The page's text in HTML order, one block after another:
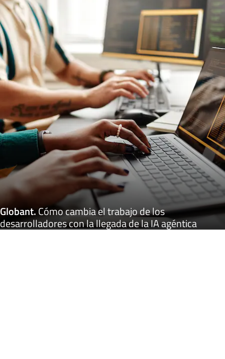
Globant.Cómo cambia el trabajo de los
desarrolladores con la llegada de la IA agéntica